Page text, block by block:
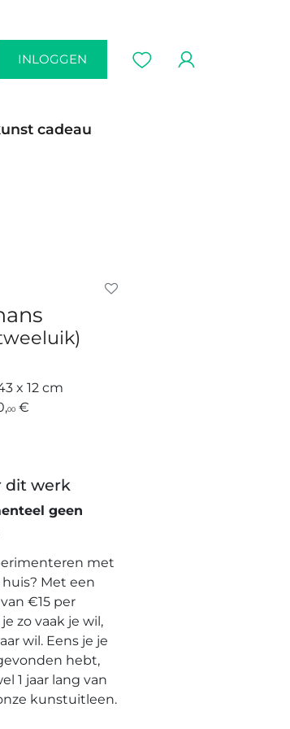
INLOGGEN
cadeau
x 12 cm
00 €
dit werk
geen
met
Met een
€15 per
zo vaak je wil,
wil. Eens je je
hebt,
1 jaar lang van
kunstuitleen.